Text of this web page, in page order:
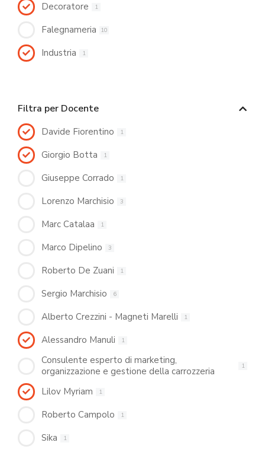
Decoratore 1
Falegnameria 10
Industria 1
Filtra per Docente
Davide Fiorentino 1
Giorgio Botta 1
Giuseppe Corrado 1
Lorenzo Marchisio 3
Marc Catalaa 1
Marco Dipelino 3
Roberto De Zuani 1
Sergio Marchisio 6
Alberto Crezzini - Magneti Marelli 1
Alessandro Manuli 1
Consulente esperto di marketing,
organizzazione e gestione della carrozzeria
1
Lilov Myriam 1
Roberto Campolo 1
Sika 1